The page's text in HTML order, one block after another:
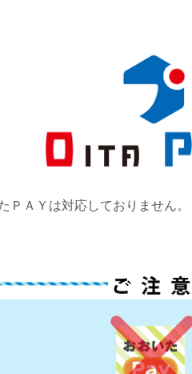
ＡＹは対応しておりません。